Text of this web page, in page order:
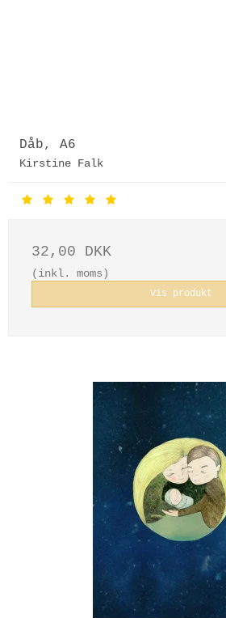
Dåb, A6
Kirstine Falk
32,00 DKK
(inkl. moms)
Vis produkt